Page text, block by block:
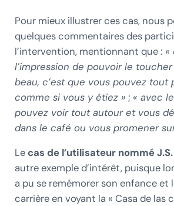
Pour mieux illustrer ces cas, nous
quelques commentaires des
l’intervention, mentionnant que :«
l’impression de pouvoir le toucher
beau, c’est que vous pouvez tout
comme si vous y étiez » ; « avec
pouvez voir tout autour et vous
dans le café ou vous promener
Le cas de l’utilisateur nommé J.S.
autre exemple d’intérêt, puisque
a pu se remémorer son enfance et
carrière en voyant la « Casa de las